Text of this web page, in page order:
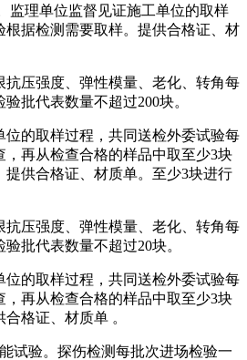
监理单位监督见证施工单位的取样
根据检测需要取样。提供合格证、材
抗压强度、弹性模量、老化、转角每
批代表数量不超过200块。
位的取样过程，共同送检外委试验每
再从检查合格的样品中取至少3块
供合格证、材质单。至少3块进行
抗压强度、弹性模量、老化、转角每
批代表数量不超过20块。
位的取样过程，共同送检外委试验每
再从检查合格的样品中取至少3块
格证、材质单 。
试验。探伤检测每批次进场检验一